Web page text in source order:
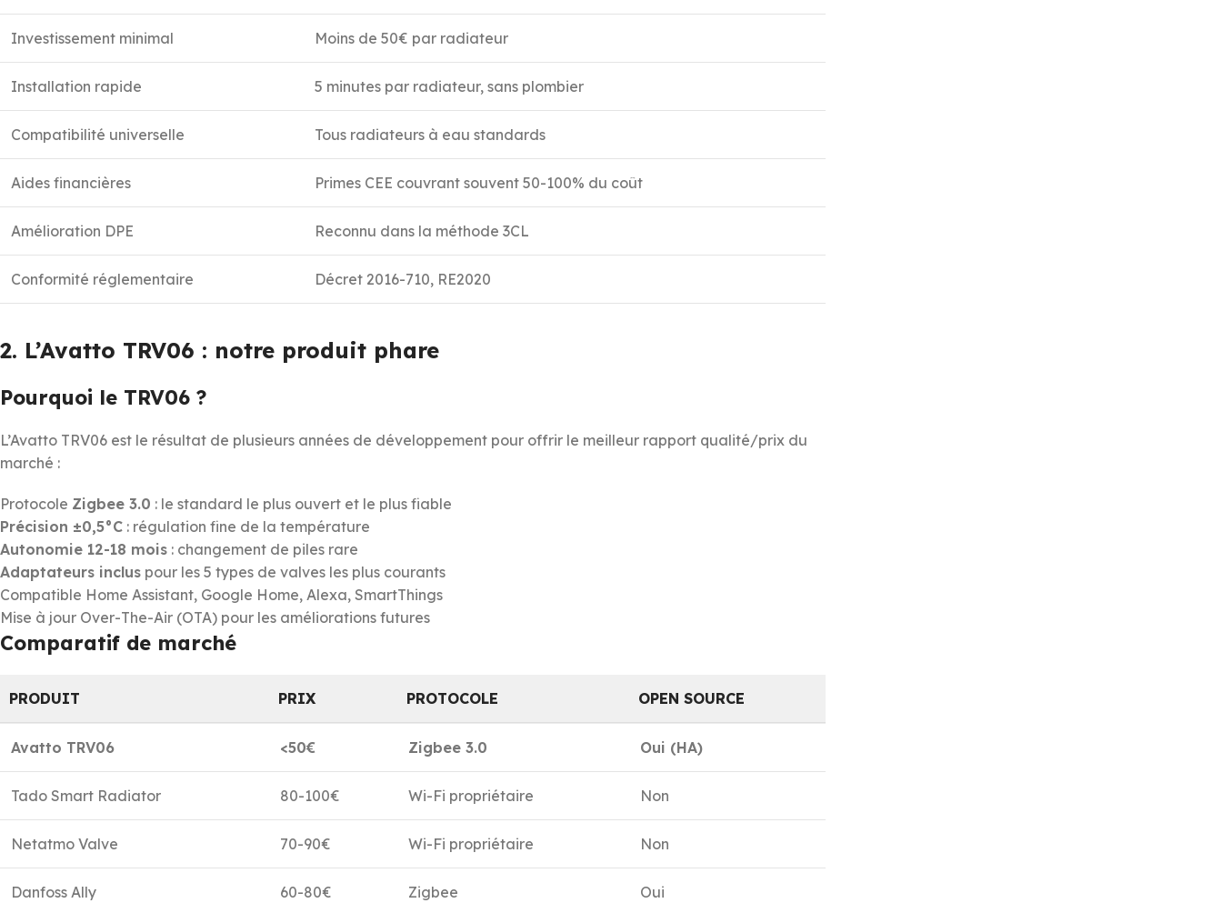
Investissement minimal Moins de 50€ par radiateur
Installation rapide 5 minutes par radiateur, sans plombier
Compatibilité universelle Tous radiateurs à eau standards
Aides financières Primes CEE couvrant souvent 50-100% du coût
Amélioration DPE Reconnu dans la méthode 3CL
Conformité réglementaire Décret 2016-710, RE2020
2. L’Avatto TRV06 : notre produit phare
Pourquoi le TRV06 ?
L’Avatto TRV06 est le résultat de plusieurs années de développement pour offrir le meilleur rapport qualité/prix du
marché :
Protocole Zigbee 3.0 : le standard le plus ouvert et le plus fiable
Précision ±0,5°C : régulation fine de la température
Autonomie 12-18 mois : changement de piles rare
Adaptateurs inclus pour les 5 types de valves les plus courants
Compatible Home Assistant, Google Home, Alexa, SmartThings
Mise à jour Over-The-Air (OTA) pour les améliorations futures
Comparatif de marché
PRODUIT PRIX PROTOCOLE OPEN SOURCE
Avatto TRV06 <50€ Zigbee 3.0 Oui (HA)
Tado Smart Radiator 80-100€ Wi-Fi propriétaire Non
Netatmo Valve 70-90€ Wi-Fi propriétaire Non
Danfoss Ally 60-80€ Zigbee Oui